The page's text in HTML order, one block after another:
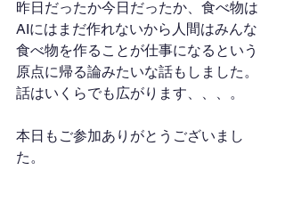
昨日だったか今日だったか、食べ物は
AIにはまだ作れないから人間はみんな
食べ物を作ることが仕事になるという
原点に帰る論みたいな話もしました。
話はいくらでも広がります、、、。
本日もご参加ありがとうございまし
た。